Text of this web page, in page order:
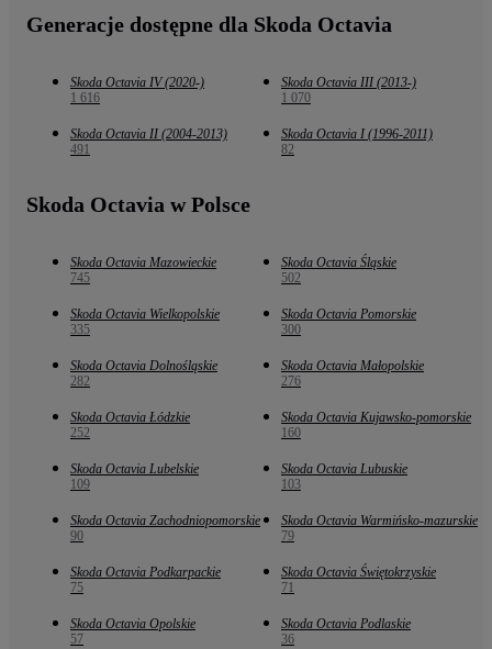
Generacje dostępne dla Skoda Octavia
Skoda Octavia IV (2020-)
1 616
Skoda Octavia III (2013-)
1 070
Skoda Octavia II (2004-2013)
491
Skoda Octavia I (1996-2011)
82
Skoda Octavia w Polsce
Skoda Octavia Mazowieckie
745
Skoda Octavia Śląskie
502
Skoda Octavia Wielkopolskie
335
Skoda Octavia Pomorskie
300
Skoda Octavia Dolnośląskie
282
Skoda Octavia Małopolskie
276
Skoda Octavia Łódzkie
252
Skoda Octavia Kujawsko-pomorskie
160
Skoda Octavia Lubelskie
109
Skoda Octavia Lubuskie
103
Skoda Octavia Zachodniopomorskie
90
Skoda Octavia Warmińsko-mazurskie
79
Skoda Octavia Podkarpackie
75
Skoda Octavia Świętokrzyskie
71
Skoda Octavia Opolskie
57
Skoda Octavia Podlaskie
36